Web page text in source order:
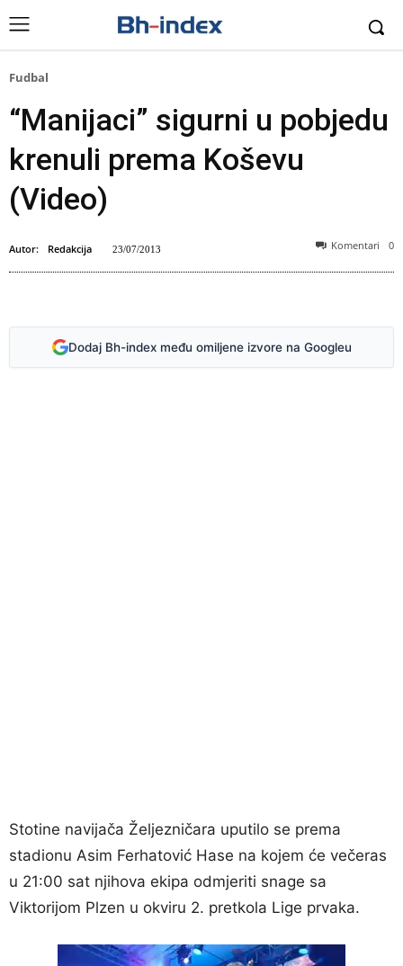
Fudbal
“Manijaci” sigurni u pobjedu
krenuli prema Koševu
(Video)
Autor: Redakcija 23/07/2013 Komentari 0
Dodaj Bh-index među omiljene izvore na Googleu
Stotine navijača Željezničara uputilo se prema
stadionu Asim Ferhatović Hase na kojem će večeras
u 21:00 sat njihova ekipa odmjeriti snage sa
Viktorijom Plzen u okviru 2. pretkola Lige prvaka.